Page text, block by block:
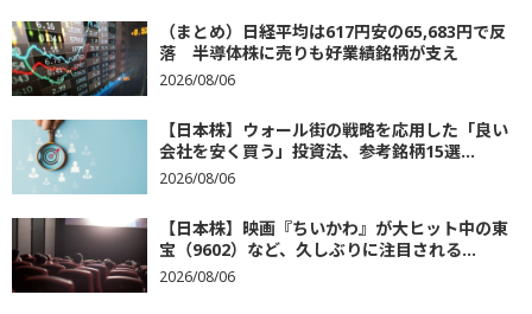
（まとめ）日経平均は617円安の65,683円で反
落 半導体株に売りも好業績銘柄が支え
2026/08/06
【日本株】ウォール街の戦略を応用した「良い
会社を安く買う」投資法、参考銘柄15選...
2026/08/06
【日本株】映画『ちいかわ』が大ヒット中の東
宝（9602）など、久しぶりに注目される...
2026/08/06